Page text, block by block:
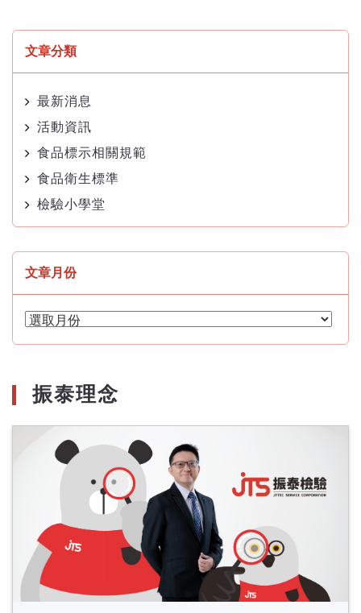
文章分類
最新消息
活動資訊
食品標示相關規範
食品衛生標準
檢驗小學堂
文章月份
文
振泰理念